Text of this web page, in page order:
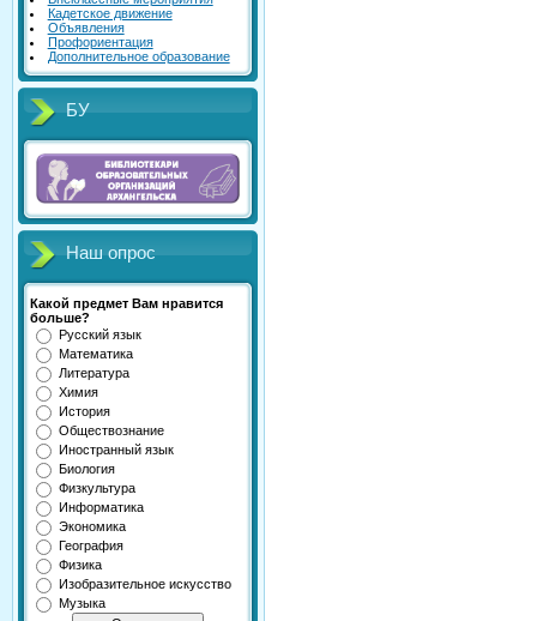
Кадетское движение
Объявления
Профориентация
Дополнительное образование
БУ
Наш опрос
Какой предмет Вам нравится
больше?
Русский язык
Математика
Литература
Химия
История
Обществознание
Иностранный язык
Биология
Физкультура
Информатика
Экономика
География
Физика
Изобразительное искусство
Музыка